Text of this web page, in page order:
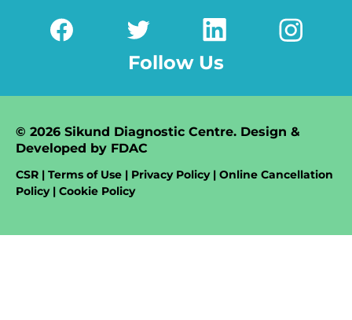
Follow Us
© 2026 Sikund Diagnostic Centre. Design &
Developed by FDAC
CSR | Terms of Use | Privacy Policy | Online Cancellation
Policy | Cookie Policy